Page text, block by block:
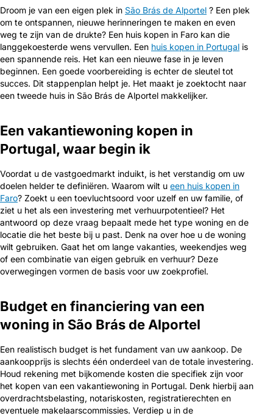
Droom je van een eigen plek in São Brás de Alportel ? Een plek
om te ontspannen, nieuwe herinneringen te maken en even
weg te zijn van de drukte? Een huis kopen in Faro kan die
langgekoesterde wens vervullen. Een huis kopen in Portugal is
een spannende reis. Het kan een nieuwe fase in je leven
beginnen. Een goede voorbereiding is echter de sleutel tot
succes. Dit stappenplan helpt je. Het maakt je zoektocht naar
een tweede huis in São Brás de Alportel makkelijker.
Een vakantiewoning kopen in
Portugal, waar begin ik
Voordat u de vastgoedmarkt induikt, is het verstandig om uw
doelen helder te definiëren. Waarom wilt u een huis kopen in
Faro? Zoekt u een toevluchtsoord voor uzelf en uw familie, of
ziet u het als een investering met verhuurpotentieel? Het
antwoord op deze vraag bepaalt mede het type woning en de
locatie die het beste bij u past. Denk na over hoe u de woning
wilt gebruiken. Gaat het om lange vakanties, weekendjes weg
of een combinatie van eigen gebruik en verhuur? Deze
overwegingen vormen de basis voor uw zoekprofiel.
Budget en financiering van een
woning in São Brás de Alportel
Een realistisch budget is het fundament van uw aankoop. De
aankoopprijs is slechts één onderdeel van de totale investering.
Houd rekening met bijkomende kosten die specifiek zijn voor
het kopen van een vakantiewoning in Portugal. Denk hierbij aan
overdrachtsbelasting, notariskosten, registratierechten en
eventuele makelaarscommissies. Verdiep u in de